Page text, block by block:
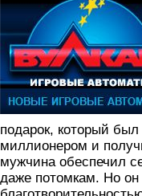
подарок, который
миллионером и
мужчина обеспечил
даже потомкам. Но он